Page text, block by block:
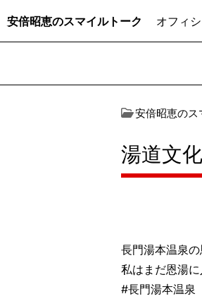
安倍昭恵のスマイルトーク オフィ
安倍昭恵のス
湯道文
長門湯本温泉の
私はまだ恩湯
#長門湯本温泉